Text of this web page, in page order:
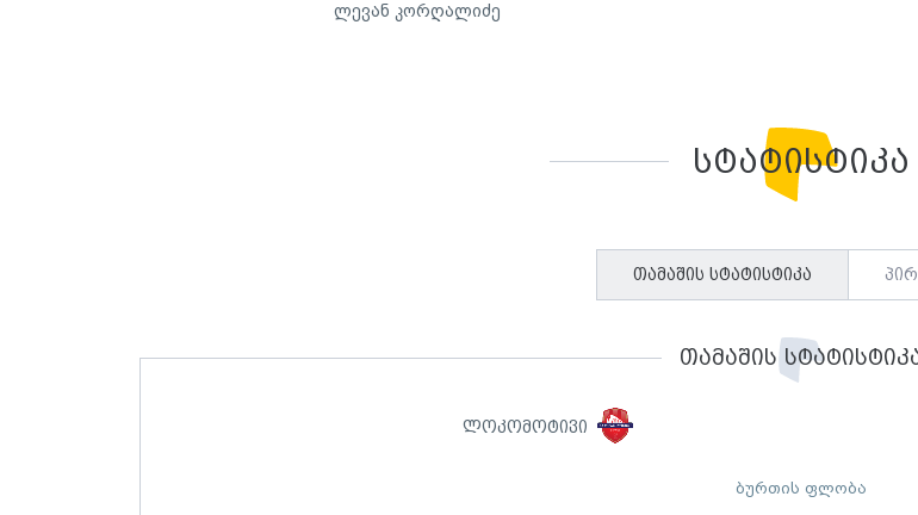
ლევან კორღალიძე
სტატისტიკა
თამაშის სტატისტიკა
თამაშის
ლოკომოტივი
ბურთის ფლობა